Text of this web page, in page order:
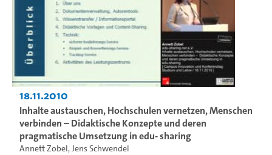
18.11.2010
Inhalte austauschen, Hochschulen vernetzen, Menschen
verbinden – Didaktische Konzepte und deren
pragmatische Umsetzung in edu- sharing
Annett Zobel,Jens Schwendel